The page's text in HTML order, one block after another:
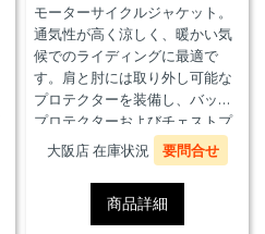
モーターサイクルジャケット。
通気性が高く涼しく、暖かい気
候でのライディングに最適で
す。肩と肘には取り外し可能な
プロテクターを装備し、バック
プロテクターおよびチェストプ
ロテクターにも対応していま
す。
大阪店 在庫状況 要問合せ
商品詳細